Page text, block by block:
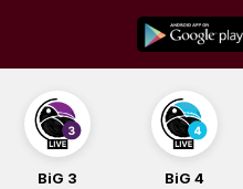
content
BiG 3 BiG 4